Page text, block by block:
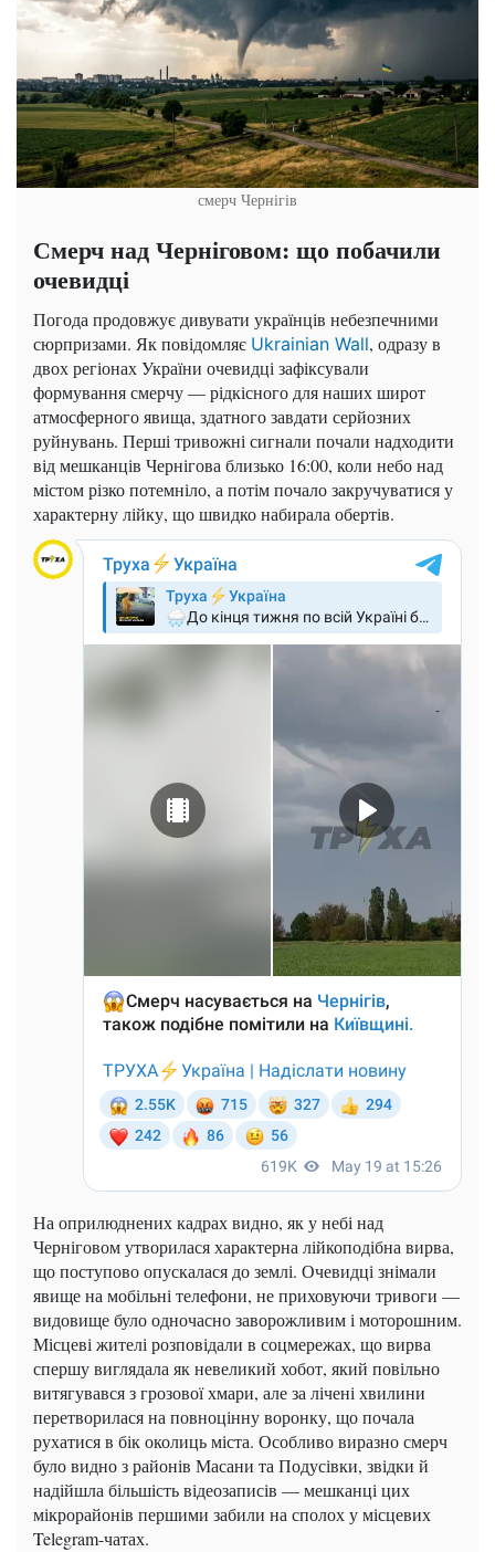
смерч Чернігів
Смерч над Черніговом: що побачили
очевидці
Погода продовжує дивувати українців небезпечними
сюрпризами. Як повідомляє Ukrainian Wall, одразу в
двох регіонах України очевидці зафіксували
формування смерчу — рідкісного для наших широт
атмосферного явища, здатного завдати серйозних
руйнувань. Перші тривожні сигнали почали надходити
від мешканців Чернігова близько 16:00, коли небо над
містом різко потемніло, а потім почало закручуватися у
характерну лійку, що швидко набирала обертів.
На оприлюднених кадрах видно, як у небі над
Черніговом утворилася характерна лійкоподібна вирва,
що поступово опускалася до землі. Очевидці знімали
явище на мобільні телефони, не приховуючи тривоги —
видовище було одночасно заворожливим і моторошним.
Місцеві жителі розповідали в соцмережах, що вирва
спершу виглядала як невеликий хобот, який повільно
витягувався з грозової хмари, але за лічені хвилини
перетворилася на повноцінну воронку, що почала
рухатися в бік околиць міста. Особливо виразно смерч
було видно з районів Масани та Подусівки, звідки й
надійшла більшість відеозаписів — мешканці цих
мікрорайонів першими забили на сполох у місцевих
Telegram-чатах.